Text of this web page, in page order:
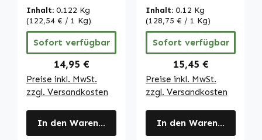
Immunsystem,
Kollagenbildung
uvm. | Warnke
Vitalstoffe
Inhalt: 0.122 Kg
(122,54 € / 1 Kg)
Sofort verfügbar
Regulärer Preis:
14,95 €
Preise inkl. MwSt.
zzgl. Versandkosten
In den Warenkorb
Immunsystem,
Kollagenbildung
uvm. | Warnke
Vitalstoffe
Inhalt: 0.12 Kg
(128,75 € / 1 Kg)
Sofort verfügbar
Regulärer Preis:
15,45 €
Preise inkl. MwSt.
zzgl. Versandkosten
In den Warenkorb